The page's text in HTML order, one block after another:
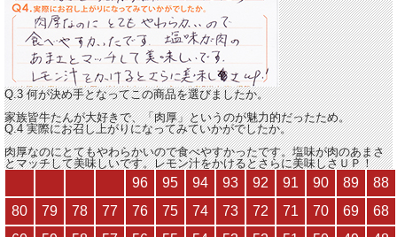
Q.3 何が決め手となってこの商品を選びましたか。
家族皆牛たんが大好きで、「肉厚」というのが魅力的だったため。
Q.4 実際にお召し上がりになってみていかがでしたか。
肉厚なのにとてもやわらかいので食べやすかったです。塩味が肉のあまさ
とマッチして美味しいです。レモン汁をかけるとさらに美味しさＵＰ！